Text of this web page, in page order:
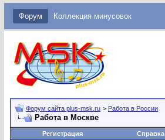
Форум Коллекция минусовок
Форум сайта plus-msk.ru > Работа в России
Работа в Москве
Регистрация Справка